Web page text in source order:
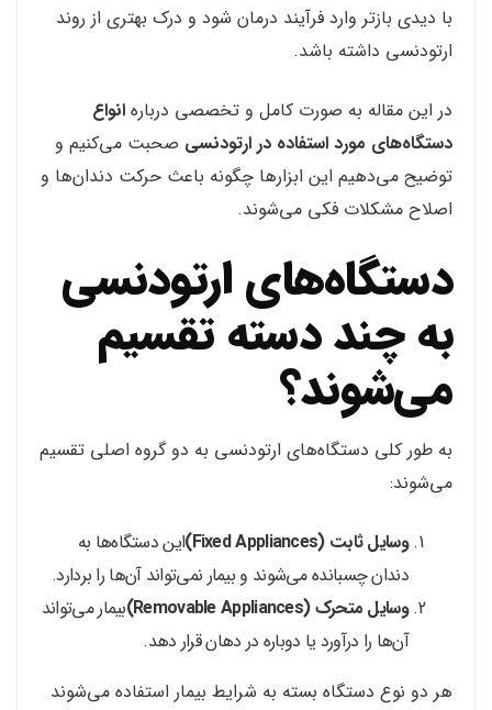
با دیدی بازتر وارد فرآیند درمان شود و درک بهتری از روند
ارتودنسی داشته باشد.
در این مقاله به صورت کامل و تخصصی درباره انواع
دستگاه‌های مورد استفاده در ارتودنسی صحبت می‌کنیم و
توضیح می‌دهیم این ابزارها چگونه باعث حرکت دندان‌ها و
اصلاح مشکلات فکی می‌شوند.
دستگاه‌های ارتودنسی
به چند دسته تقسیم
می‌شوند؟
به طور کلی دستگاه‌های ارتودنسی به دو گروه اصلی تقسیم
می‌شوند:
وسایل ثابت (Fixed Appliances)
این دستگاه‌ها به
دندان چسبانده می‌شوند و بیمار نمی‌تواند آن‌ها را بردارد.
وسایل متحرک (Removable Appliances)
بیمار می‌تواند
آن‌ها را درآورد یا دوباره در دهان قرار دهد.
هر دو نوع دستگاه بسته به شرایط بیمار استفاده می‌شوند